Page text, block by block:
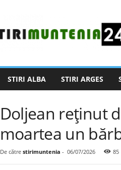
STIRI ALBA STIRI ARGES
Doljean reținut
moartea un
De către stirimuntenia - 06/07/2026 85